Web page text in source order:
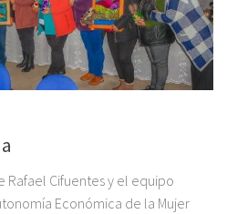
Rafael Cifuentes y el equipo
Económica de la Mujer